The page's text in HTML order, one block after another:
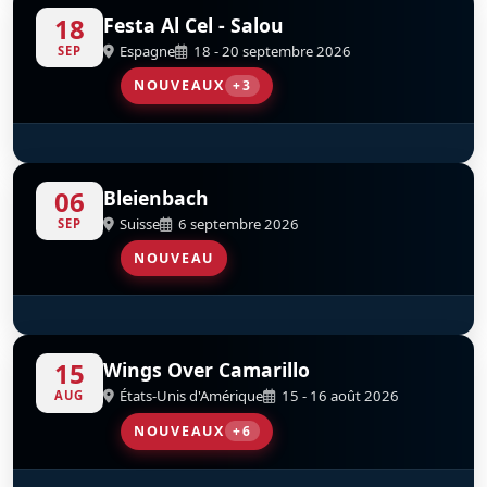
TC-SMO
D-FCOR
D-FKME
18
SEP
Festa Al Cel - Salou
Espagne 18 - 20 septembre 2026
NOUVEAUX +3
D
Flying Dragons Team D
Scandinavian Airshow D
Baltic Bees Jet Team
06
SEP
Bleienbach
Suisse 6 septembre 2026
NOUVEAU
D
Patrouille Suisse
15
AUG
Wings Over Camarillo
États-Unis d'Amérique 15 - 16 août 2026
NOUVEAUX +6